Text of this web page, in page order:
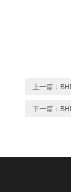
上一篇：
下一篇：